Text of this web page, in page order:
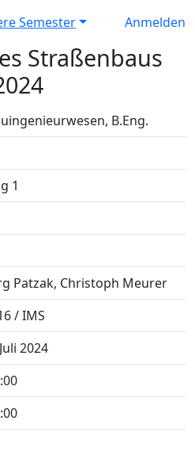
Semester Anmelden
Straßenbaus
B.Eng.
1
Patzak, Christoph Meurer
/ IMS
2024